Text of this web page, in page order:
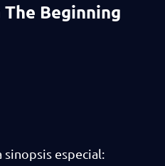
Beginning
sinopsis especial: